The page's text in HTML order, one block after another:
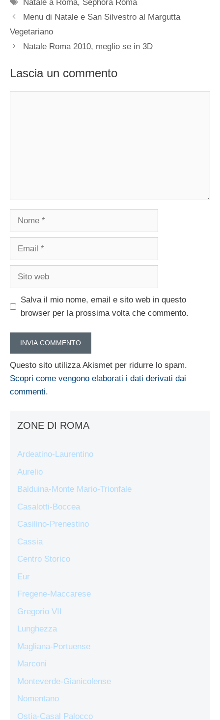
Natale a Roma, Sephora Roma
Menu di Natale e San Silvestro al Margutta
Vegetariano
Natale Roma 2010, meglio se in 3D
Lascia un commento
Nome
Email
Sito
Salva il mio nome, email e sito web in questo
browser per la prossima volta che commento.
Questo sito utilizza Akismet per ridurre lo spam.
Scopri come vengono elaborati i dati derivati dai
commenti.
ZONE DI ROMA
Ardeatino-Laurentino
Aurelio
Balduina-Monte Mario-Trionfale
Casalotti-Boccea
Casilino-Prenestino
Cassia
Centro Storico
Eur
Fregene-Maccarese
Gregorio VII
Lunghezza
Magliana-Portuense
Marconi
Monteverde-Gianicolense
Nomentano
Ostia-Casal Palocco